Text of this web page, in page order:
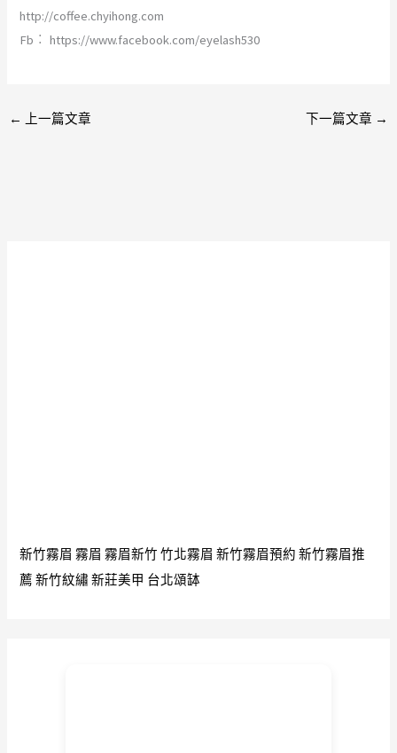
http://coffee.chyihong.com
Fb︰ https://www.facebook.com/eyelash530
← 上一篇文章 下一篇文章 →
新竹霧眉 霧眉 霧眉新竹 竹北霧眉 新竹霧眉預約 新竹霧眉推
薦 新竹紋繡 新莊美甲 台北頌缽